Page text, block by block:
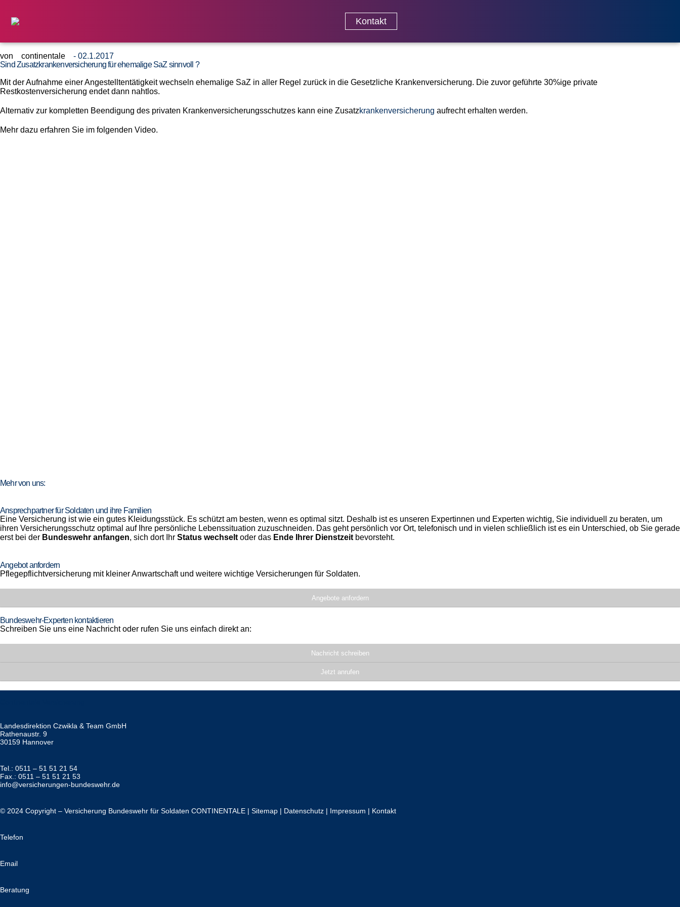
Kontakt
von continentale
- 02.1.2017
Sind Zusatzkrankenversicherung für ehemalige SaZ sinnvoll ?
Mit der Aufnahme einer Angestelltentätigkeit wechseln ehemalige SaZ in aller Regel zurück in die Gesetzliche Krankenversicherung. Die zuvor geführte 30%ige private
Restkostenversicherung endet dann nahtlos.
Alternativ zur kompletten Beendigung des privaten Krankenversicherungsschutzes kann eine Zusatzkrankenversicherung aufrecht erhalten werden.
Mehr dazu erfahren Sie im folgenden Video.
Mehr von uns:
Ansprechpartner für Soldaten und ihre Familien
Eine Versicherung ist wie ein gutes Kleidungsstück. Es schützt am besten, wenn es optimal sitzt. Deshalb ist es unseren Expertinnen und Experten wichtig, Sie individuell zu beraten, um
ihren Versicherungsschutz optimal auf Ihre persönliche Lebenssituation zuzuschneiden. Das geht persönlich vor Ort, telefonisch und in vielen schließlich ist es ein Unterschied, ob Sie gerade
erst bei der Bundeswehr anfangen, sich dort Ihr Status wechselt oder das Ende Ihrer Dienstzeit bevorsteht.
Angebot anfordern
Pflegepflichtversicherung mit kleiner Anwartschaft und weitere wichtige Versicherungen für Soldaten.
Angebote anfordern
Bundeswehr-Experten kontaktieren
Schreiben Sie uns eine Nachricht oder rufen Sie uns einfach direkt an:
Nachricht schreiben
Jetzt anrufen
Landesdirektion Czwikla & Team GmbH
Rathenaustr. 9
30159 Hannover
Tel.: 0511 – 51 51 21 54
Fax.: 0511 – 51 51 21 53
info@versicherungen-bundeswehr.de
© 2024 Copyright – Versicherung Bundeswehr für Soldaten CONTINENTALE | Sitemap | Datenschutz | Impressum | Kontakt
Telefon
Email
Beratung